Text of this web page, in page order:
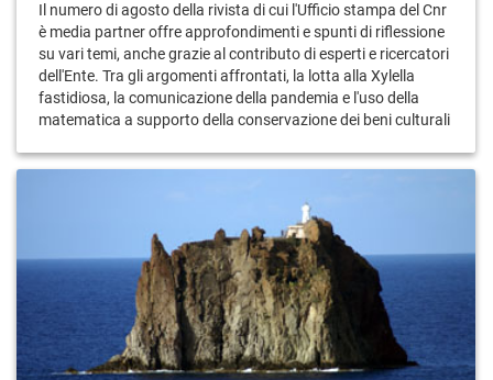
Il numero di agosto della rivista di cui l'Ufficio stampa del Cnr
è media partner offre approfondimenti e spunti di riflessione
su vari temi, anche grazie al contributo di esperti e ricercatori
dell'Ente. Tra gli argomenti affrontati, la lotta alla Xylella
fastidiosa, la comunicazione della pandemia e l'uso della
matematica a supporto della conservazione dei beni culturali